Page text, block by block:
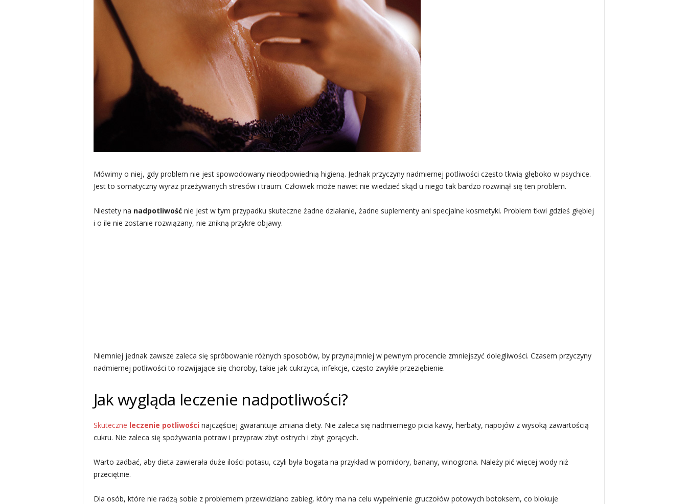
Mówimy o niej, gdy problem nie jest spowodowany nieodpowiednią higieną. Jednak przyczyny nadmiernej potliwości często tkwią głęboko w psychice.
Jest to somatyczny wyraz przeżywanych stresów i traum. Człowiek może nawet nie wiedzieć skąd u niego tak bardzo rozwinął się ten problem.
Niestety na nadpotliwośćnie jest w tym przypadku skuteczne żadne działanie, żadne suplementy ani specjalne kosmetyki. Problem tkwi gdzieś głębiej
i o ile nie zostanie rozwiązany, nie znikną przykre objawy.
Niemniej jednak zawsze zaleca się spróbowanie różnych sposobów, by przynajmniej w pewnym procencie zmniejszyć dolegliwości. Czasem przyczyny
nadmiernej potliwości to rozwijające się choroby, takie jak cukrzyca, infekcje, często zwykłe przeziębienie.
Jak wygląda leczenie nadpotliwości?
Skuteczne leczenie potliwości najczęściej gwarantuje zmiana diety. Nie zaleca się nadmiernego picia kawy, herbaty, napojów z wysoką zawartością
cukru. Nie zaleca się spożywania potraw i przypraw zbyt ostrych i zbyt gorących.
Warto zadbać, aby dieta zawierała duże ilości potasu, czyli była bogata na przykład w pomidory, banany, winogrona. Należy pić więcej wody niż
przeciętnie.
Dla osób, które nie radzą sobie z problemem przewidziano zabieg, który ma na celu wypełnienie gruczołów potowych botoksem, co blokuje